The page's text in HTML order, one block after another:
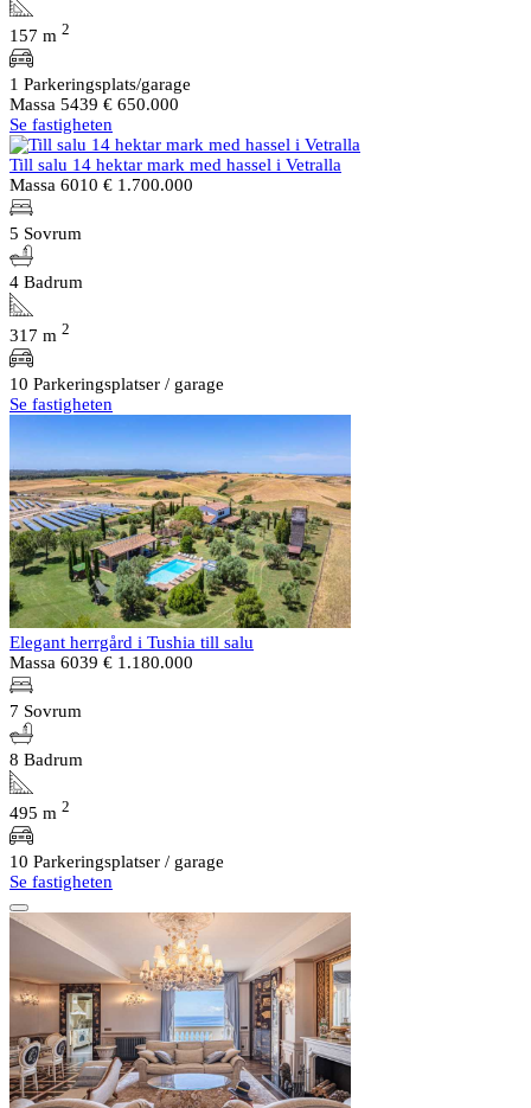
157 m 2
1 Parkeringsplats/garage
Massa 5439 € 650.000
Se fastigheten
Till salu 14 hektar mark med hassel i Vetralla
Massa 6010 € 1.700.000
5 Sovrum
4 Badrum
317 m 2
10 Parkeringsplatser / garage
Se fastigheten
Elegant herrgård i Tushia till salu
Massa 6039 € 1.180.000
7 Sovrum
8 Badrum
495 m 2
10 Parkeringsplatser / garage
Se fastigheten